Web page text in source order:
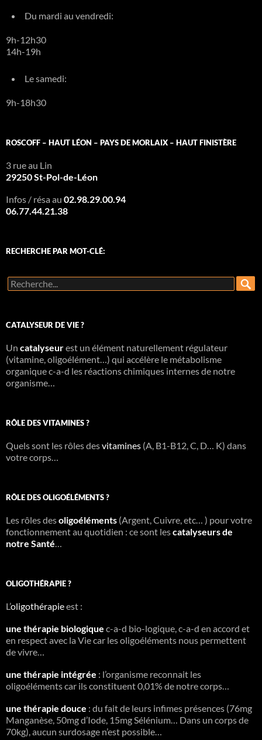
Du mardi au vendredi:
9h-12h30
14h-19h
Le samedi:
9h-18h30
ROSCOFF – HAUT LÉON – PAYS DE MORLAIX – HAUT FINISTÈRE
3 rue au Lin
29250 St-Pol-de-Léon
Infos / résa au 02.98.29.00.94
06.77.44.21.38
RECHERCHE PAR MOT-CLÉ:
e
c
r
h
e
r
:
CATALYSEUR DE VIE ?
Un catalyseurest un élément naturellement régulateur
(vitamine, oligoélément…) qui accélère le métabolisme
organique c-a-d les réactions chimiques internes de notre
organisme…
RÔLE DES VITAMINES ?
Quels sont les rôles desvitamines (A, B1-B12, C, D… K) dans
votre corps…
RÔLE DES OLIGOÉLÉMENTS ?
Les rôles desoligoéléments (Argent, Cuivre, etc… ) pour votre
fonctionnement au quotidien : ce sont lescatalyseurs de
notre Santé
OLIGOTHÉRAPIE ?
L’oligothérapieest :
une thérapie biologique c-a-d bio-logique, c-a-d en accord et
en respect avec la Vie car les oligoéléments nous permettent
de vivre…
une thérapie intégrée : l’organisme reconnait les
oligoéléments car ils constituent 0,01% de notre corps…
une thérapie douce : du fait de leurs infimes présences (76mg
Manganèse, 50mg d’Iode, 15mg Sélénium… Dans un corps de
70kg), aucun surdosage n’est possible…